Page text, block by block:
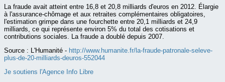
La fraude avait atteint entre 16,8 et 20,8 milliards d'euros en 2012. Élargie
à l'assurance-chômage et aux retraites complémentaires obligatoires,
l'estimation grimpe dans une fourchette entre 20,1 milliards et 24,9
milliards, ce qui représente environ 5% du total des cotisations et
contributions sociales. La fraude a doublé depuis 2007.
Source : L'Humanité - http://www.humanite.fr/la-fraude-patronale-seleve-
plus-de-20-milliards-deuros-552044
Je soutiens l'Agence Info Libre